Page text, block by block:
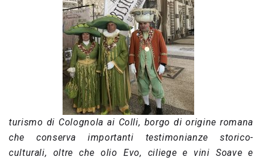
turismo di Colognola ai Colli, borgo di origine romana
che conserva importanti testimonianze storico-
culturali, oltre che olio Evo, ciliege e vini Soave e